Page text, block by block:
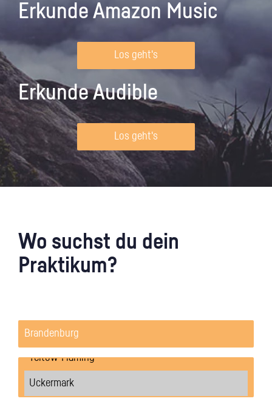
Erkunde Amazon Music
Los geht's
Erkunde Audible
Los geht's
Wo suchst du dein
Praktikum?